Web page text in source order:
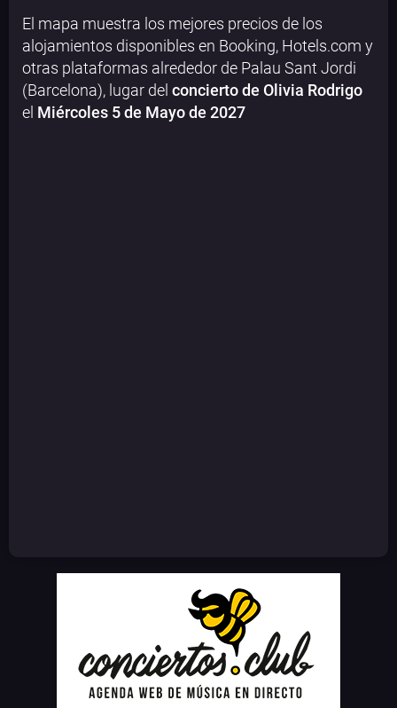
El mapa muestra los mejores precios de los
alojamientos disponibles en Booking, Hotels.com y
otras plataformas alrededor de Palau Sant Jordi
(Barcelona), lugar del concierto de Olivia Rodrigo
el Miércoles 5 de Mayo de 2027